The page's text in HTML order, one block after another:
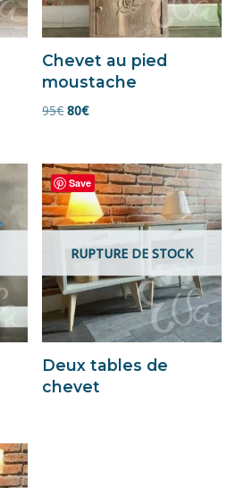
Chevet au pied
moustache
95€ 80€
Save
RUPTURE DE STOCK
Deux tables de
chevet